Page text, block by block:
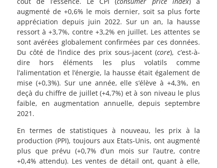
augmenté de +0,6% le mois dernier, soit sa plus forte
appréciation depuis juin 2022. Sur un an, la hausse
ressort à +3,7%, contre +3,2% en juillet. Les attentes se
sont avérées globalement confirmées par ces données.
Du côté de l’indice des prix sous-jacent (core), c’est-à-
dire hors éléments les plus volatils comme
l’alimentation et l’énergie, la hausse était également de
mise (+0,3%). Sur une année, elle s’élève à +4,3%, en
deçà du chiffre de juillet (+4,7%) et à son niveau le plus
faible, en augmentation annuelle, depuis septembre
2021.
En termes de statistiques à nouveau, les prix à la
production (PPI), toujours aux Etats-Unis, ont augmenté
plus que prévu (+0,7% d’un mois sur l’autre, contre
+0,4% attendu). Les ventes de détail ont, quant à elle,